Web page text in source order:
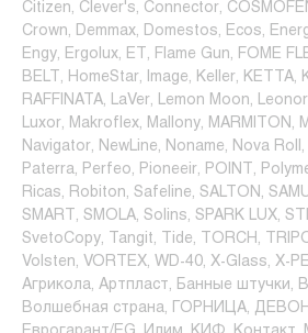
Citizen, Clever's, Connector,
Crown, Demmax, Domestos, Ecos,
Engy, Ergolux, ET, Flame Gun, FOME
BELT, HomeStar, Image, Keller, KETTA,
RAFFINATA, LaVer, Lemon Moon,
Luxor, Makroflex, Mallony, MARMITON,
Navigator, NewLine, Noname, Nova
Paterra, Perfeo, Pioneeir, POINT,
Ricas, Robiton, Safeline, SALTON,
SMART, SMOLA, Solins, SPARK LUX,
SvetoCopy, Tangit, Tide, TORCH,
Volsten, VORTEX, WD-40, X-Glass, X-
Агрикола, Артпласт, Банные штучки,
Волшебная страна, ГОРНИЦА,